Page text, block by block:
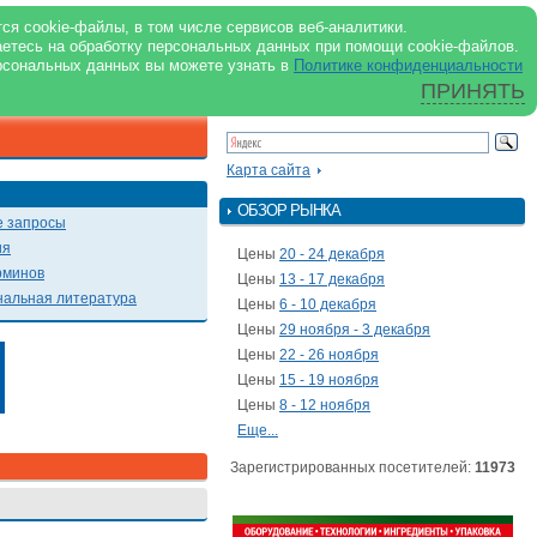
cookie-файлы, в том числе сервисов веб-аналитики.
на обработку персональных данных при помощи cookie-файлов.
данных вы можете узнать в Политике конфиденциальности
ПРИНЯТЬ
support@milkbranch.ru
О портале
Реклама в журнале
Реклама на портале
Архив номеров
запросы
литература
Карта сайта
ОБЗОР РЫНКА
Цены 20 - 24 декабря
Цены 13 - 17 декабря
Цены 6 - 10 декабря
Цены 29 ноября - 3 декабря
Цены 22 - 26 ноября
Цены 15 - 19 ноября
Цены 8 - 12 ноября
Еще...
Зарегистрированных посетителей: 11973